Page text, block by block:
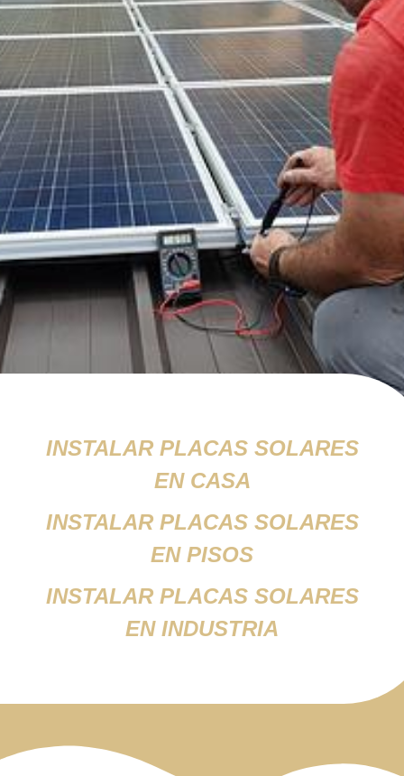
INSTALAR PLACAS SOLARES
EN CASA
INSTALAR PLACAS SOLARES
EN PISOS
INSTALAR PLACAS SOLARES
EN INDUSTRIA